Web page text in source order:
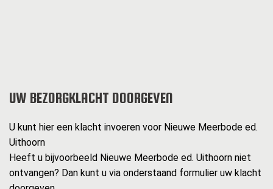
UW BEZORGKLACHT DOORGEVEN
U kunt hier een klacht invoeren voor Nieuwe Meerbode ed.
Uithoorn
Heeft u bijvoorbeeld Nieuwe Meerbode ed. Uithoorn niet
ontvangen? Dan kunt u via onderstaand formulier uw klacht